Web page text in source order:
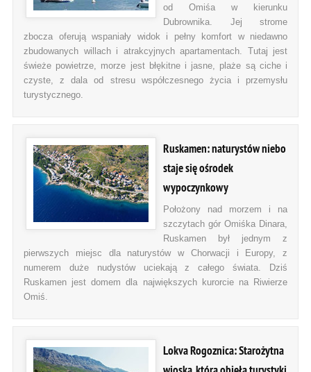
od Omiśa w kierunku
Dubrownika. Jej strome
zbocza oferują wspaniały widok i pełny komfort w niedawno
zbudowanych willach i atrakcyjnych apartamentach. Tutaj jest
świeże powietrze, morze jest błękitne i jasne, plaże są ciche i
czyste, z dala od stresu współczesnego życia i przemysłu
turystycznego.
Ruskamen: naturystów niebo
staje się ośrodek
wypoczynkowy
Położony nad morzem i na
szczytach gór Omiśka Dinara,
Ruskamen był jednym z
pierwszych miejsc dla naturystów w Chorwacji i Europy, z
numerem duże nudystów uciekają z całego świata. Dziś
Ruskamen jest domem dla największych kurorcie na Riwierze
Omiś.
Lokva Rogoznica: Starożytna